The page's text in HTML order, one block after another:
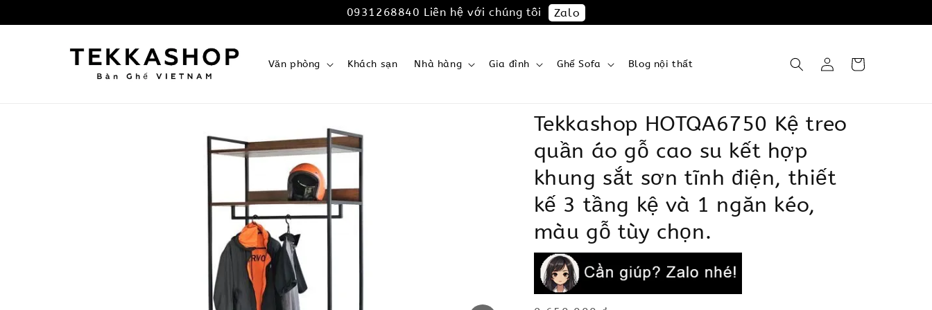
0931268840 Liên hệ với chúng tôi Zalo
Văn phòng Khách sạn Nhà hàng Gia đình Ghế Sofa Blog nội thất
Tekkashop HOTQA6750 Kệ treo
quần áo gỗ cao su kết hợp
khung sắt sơn tĩnh điện, thiết
kế 3 tầng kệ và 1 ngăn kéo,
màu gỗ tùy chọn.